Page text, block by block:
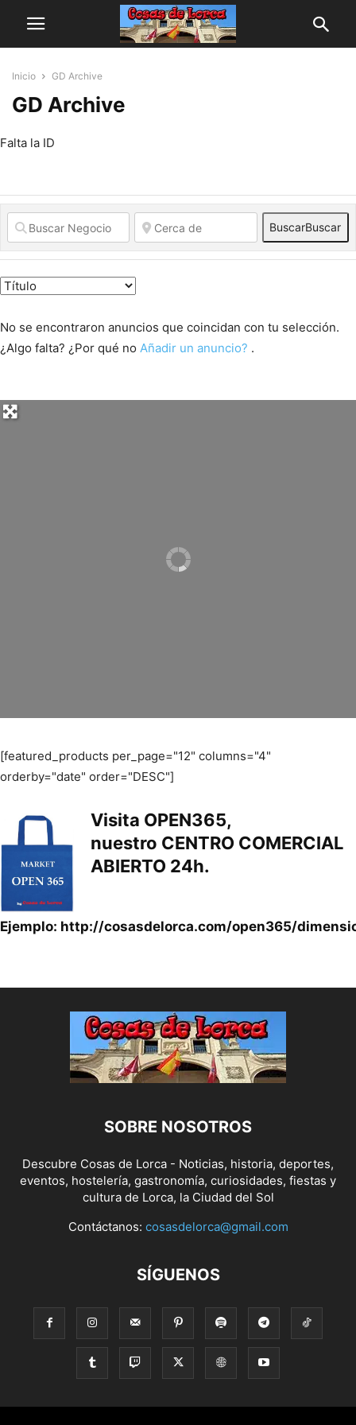
Inicio GD Archive
GD Archive
Falta la ID
BuscarBuscar
No se encontraron anuncios que coincidan con tu selección.
¿Algo falta? ¿Por qué no Añadir un anuncio? .
[featured_products per_page="12" columns="4"
orderby="date" order="DESC"]
Visita OPEN365,
nuestro CENTRO COMERCIAL
ABIERTO 24h.
Ejemplo: http://cosasdelorca.com/open365/
SOBRE NOSOTROS
Descubre Cosas de Lorca - Noticias, historia, deportes,
eventos, hostelería, gastronomía, curiosidades, fiestas y
cultura de Lorca, la Ciudad del Sol
Contáctanos: cosasdelorca@gmail.com
SÍGUENOS